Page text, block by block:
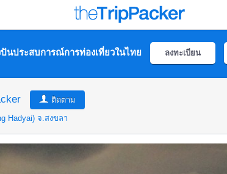
นประสบการณ์การท่องเที่ยวในไทย ลงทะเบียน
ติดตาม
Hadyai) จ.สงขลา